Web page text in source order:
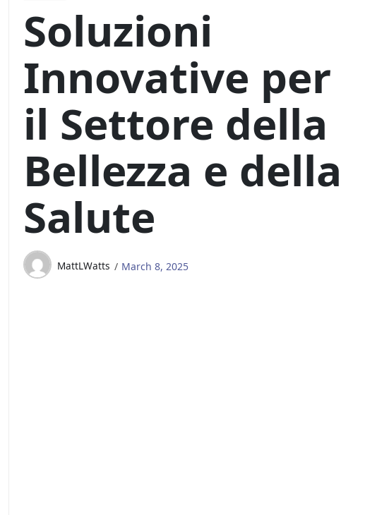
Soluzioni
Innovative per
il Settore della
Bellezza e della
Salute
MattLWatts March 8, 2025